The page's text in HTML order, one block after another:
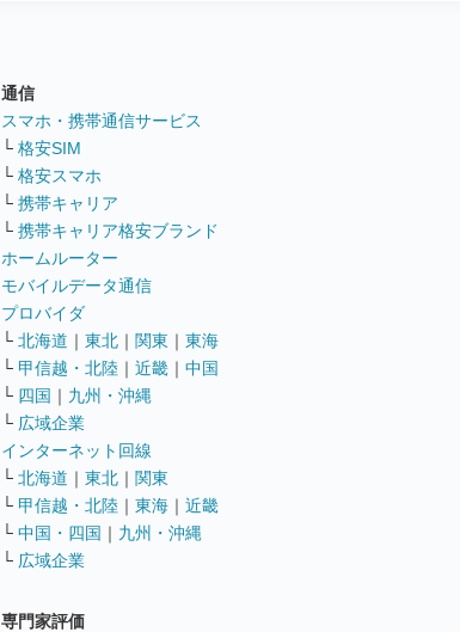
通信
スマホ・携帯通信サービス
└ 格安SIM
└ 格安スマホ
└ 携帯キャリア
└ 携帯キャリア格安ブランド
ホームルーター
モバイルデータ通信
プロバイダ
└ 北海道 ｜ 東北 ｜ 関東 ｜ 東海
└ 甲信越・北陸 ｜ 近畿 ｜ 中国
└ 四国 ｜ 九州・沖縄
└ 広域企業
インターネット回線
└ 北海道 ｜ 東北 ｜ 関東
└ 甲信越・北陸 ｜ 東海 ｜ 近畿
└ 中国・四国 ｜ 九州・沖縄
└ 広域企業
専門家評価